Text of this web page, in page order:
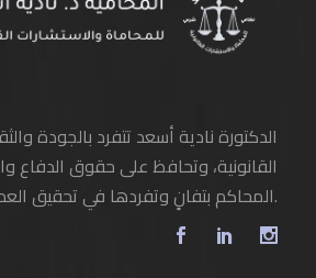
الدكتورة نادية أسعد تتفرد بالجودة
القانونية، وتحافظ على حقوق
المحاكم بتفانٍ وتفردها في تحقيق العدالة.